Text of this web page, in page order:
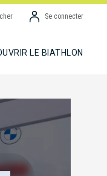
Se connecter
LE BIATHLON